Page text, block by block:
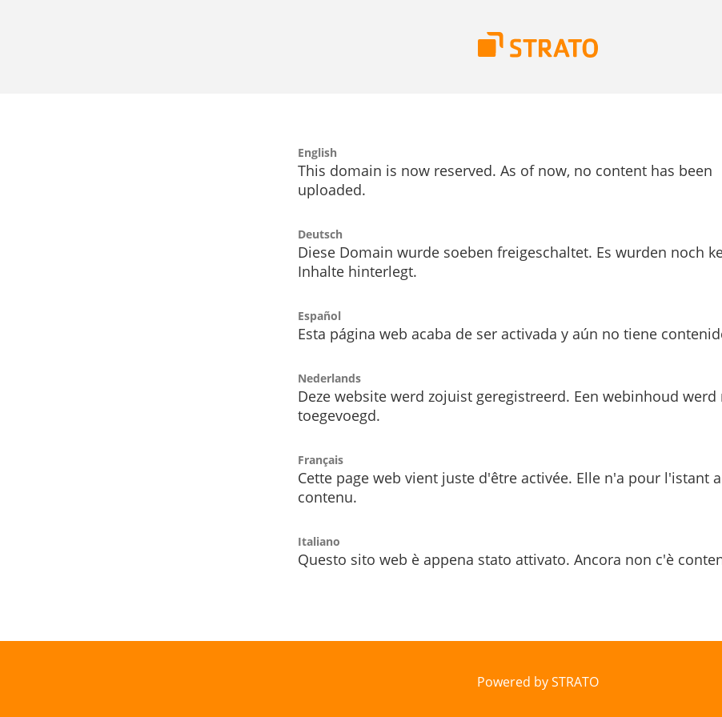
English
This domain is now reserved. As of now, no content has been
uploaded.
Deutsch
Diese Domain wurde soeben freigeschaltet. Es wurden noch
Inhalte hinterlegt.
Español
Esta página web acaba de ser activada y aún no tiene
Nederlands
Deze website werd zojuist geregistreerd. Een webinhoud werd
toegevoegd.
Français
Cette page web vient juste d'être activée. Elle n'a pour l'istant
contenu.
Italiano
Questo sito web è appena stato attivato. Ancora non c'è
Powered by STRATO